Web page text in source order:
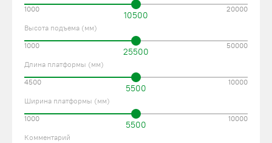
10500
1000 20000
Высота подъема (мм)
25500
1000 50000
Длина платформы (мм)
5500
4500 10000
Ширина платформы (мм)
5500
1000 10000
Комментарий